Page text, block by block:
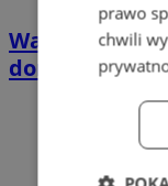
Wakacyjny
domkach
prawo
chwili